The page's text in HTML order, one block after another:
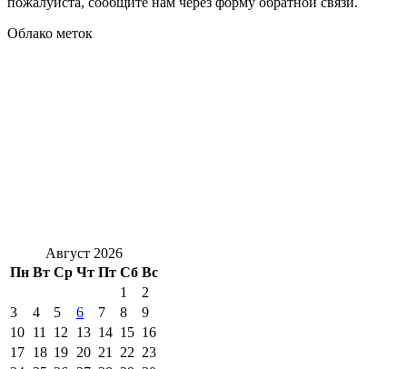
Облако меток
Август 2026
Пн Вт Ср Чт Пт Сб Вс
1
2
3
4 5 6 7 8
9
10 11 12 13 14 15 16
17 18 19 20 21 22 23